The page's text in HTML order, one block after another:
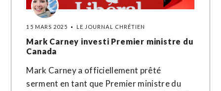
15 MARS 2025 LE JOURNAL CHRÉTIEN
Mark Carney investi Premier ministre du
Canada
Mark Carney a officiellement prêté
serment en tant que Premier ministre du